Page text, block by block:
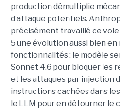
production démultiplie
d’attaque potentiels.
précisément travaillé ce
5 une évolution aussi bien en
fonctionnalités : le modèle
Sonnet 4.6 pour bloquer les
et les attaques par injection
instructions cachées dans
le LLM pour en détourner le